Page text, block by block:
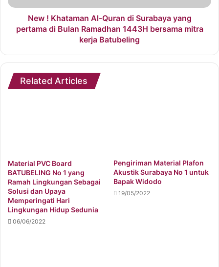
New ! Khataman Al-Quran di Surabaya yang
pertama di Bulan Ramadhan 1443H bersama mitra
kerja Batubeling
Related Articles
Material PVC Board
BATUBELING No 1 yang
Ramah Lingkungan Sebagai
Solusi dan Upaya
Memperingati Hari
Lingkungan Hidup Sedunia
06/06/2022
Pengiriman Material Plafon
Akustik Surabaya No 1 untuk
Bapak Widodo
19/05/2022